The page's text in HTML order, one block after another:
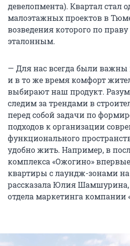
девелопмента). Квартал стал
малоэтажных проектов в
возведения которого по
эталонным.
— Для нас всегда были важны
и в то же время комфорт
выбирают наш продукт.
следим за трендами в
перед собой задачи по
подходов к организации
функционального
удобно жить. Например, в
комплекса «Ожогино»
квартиры с лаундж-зонами
рассказала Юлия Шамшурина,
отдела маркетинга компании